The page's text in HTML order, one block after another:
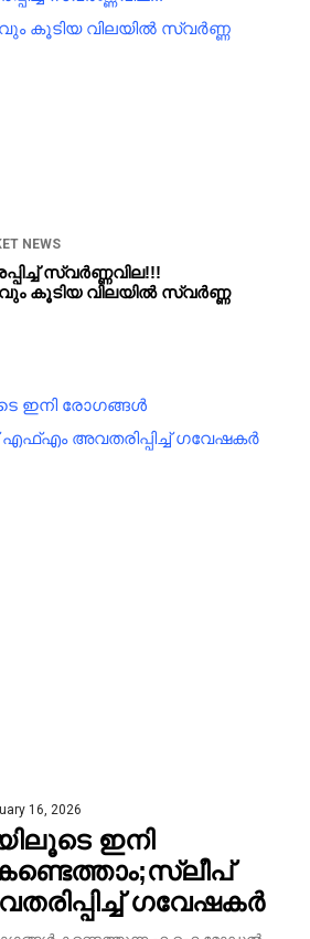
NEWS
സ്വർണ്ണവില!!!
കൂടിയ വിലയിൽ സ്വർണ്ണ
16, 2026
ഇനി
ഗവേഷകർ